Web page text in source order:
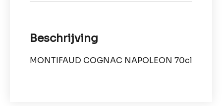
Beschrijving
MONTIFAUD COGNAC NAPOLEON 70cl